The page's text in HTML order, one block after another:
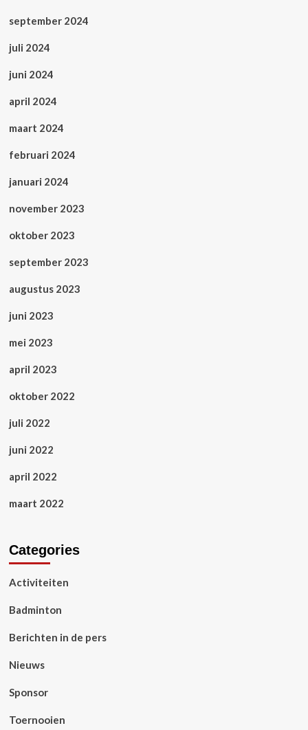
september 2024
juli 2024
juni 2024
april 2024
maart 2024
februari 2024
januari 2024
november 2023
oktober 2023
september 2023
augustus 2023
juni 2023
mei 2023
april 2023
oktober 2022
juli 2022
juni 2022
april 2022
maart 2022
Categories
Activiteiten
Badminton
Berichten in de pers
Nieuws
Sponsor
Toernooien